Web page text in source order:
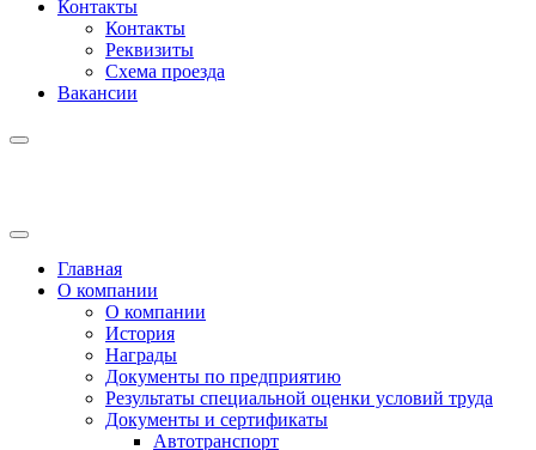
Контакты
Контакты
Реквизиты
Схема проезда
Вакансии
Главная
О компании
О компании
История
Награды
Документы по предприятию
Результаты специальной оценки условий труда
Документы и сертификаты
Автотранспорт